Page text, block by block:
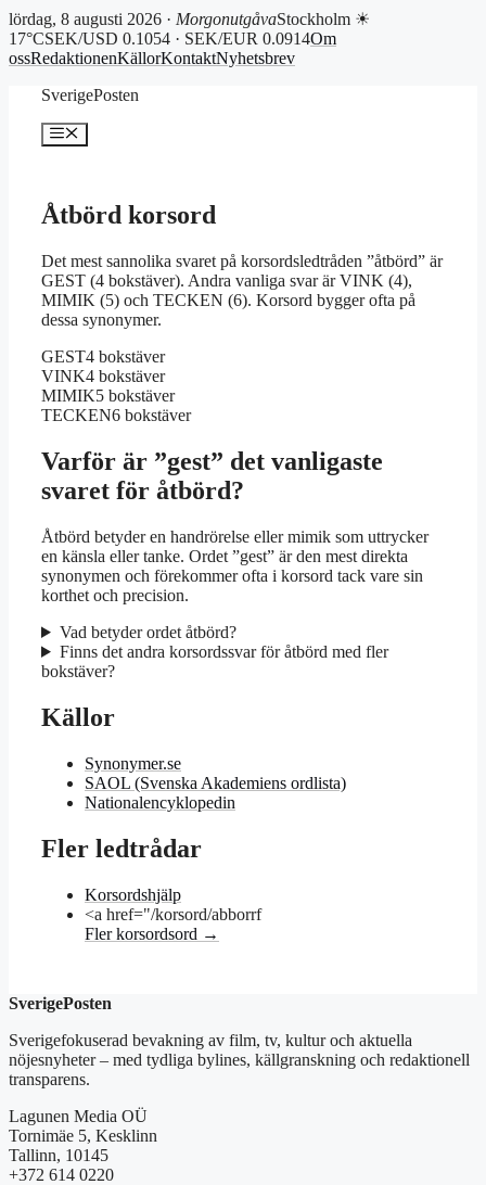
lördag, 8 augusti 2026 · MorgonutgåvaStockholm ☀
17°CSEK/USD 0.1054 · SEK/EUR 0.0914Om
ossRedaktionenKällorKontaktNyhetsbrev
SverigePosten
Meny
Åtbörd korsord
Det mest sannolika svaret på korsordsledtråden ”åtbörd” är
GEST (4 bokstäver). Andra vanliga svar är VINK (4),
MIMIK (5) och TECKEN (6). Korsord bygger ofta på
dessa synonymer.
GEST4 bokstäver
VINK4 bokstäver
MIMIK5 bokstäver
TECKEN6 bokstäver
Varför är ”gest” det vanligaste
svaret för åtbörd?
Åtbörd betyder en handrörelse eller mimik som uttrycker
en känsla eller tanke. Ordet ”gest” är den mest direkta
synonymen och förekommer ofta i korsord tack vare sin
korthet och precision.
Vad betyder ordet åtbörd?
Finns det andra korsordssvar för åtbörd med fler
bokstäver?
Källor
Synonymer.se
SAOL (Svenska Akademiens ordlista)
Nationalencyklopedin
Fler ledtrådar
Korsordshjälp
<a href="/korsord/abborrf
Fler korsordsord →
SverigePosten
Sverigefokuserad bevakning av film, tv, kultur och aktuella
nöjesnyheter – med tydliga bylines, källgranskning och redaktionell
transparens.
Lagunen Media OÜ
Tornimäe 5, Kesklinn
Tallinn, 10145
+372 614 0220